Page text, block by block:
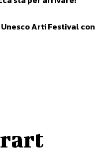
Arti Festival con